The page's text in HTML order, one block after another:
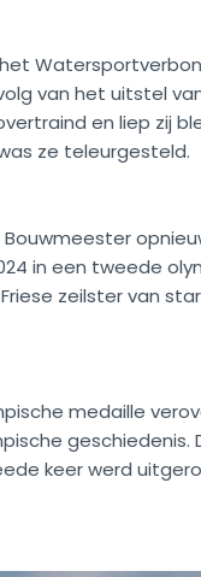
van het uitstel
en liep zij
ze teleurgesteld.
in een tweede
zeilster van
medaille
geschiedenis.
keer werd